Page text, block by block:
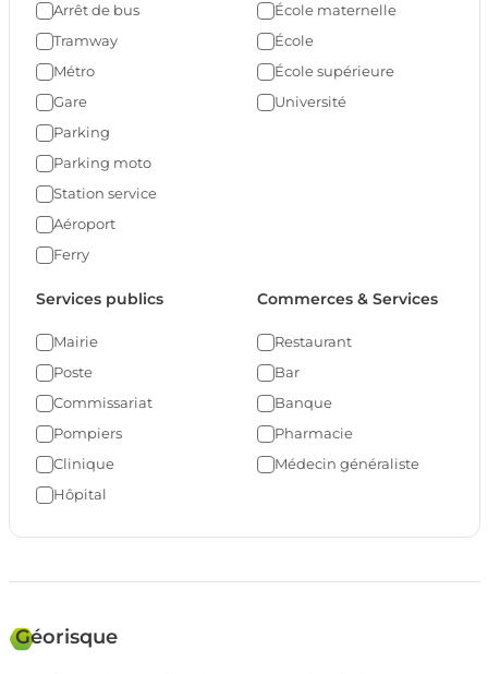
Arrêt de bus
Tramway
Métro
Gare
Parking
Parking moto
Station service
Aéroport
Ferry
École maternelle
École
École supérieure
Université
Services publics
Mairie
Poste
Commissariat
Pompiers
Clinique
Hôpital
Commerces & Services
Restaurant
Bar
Banque
Pharmacie
Médecin généraliste
Géorisque